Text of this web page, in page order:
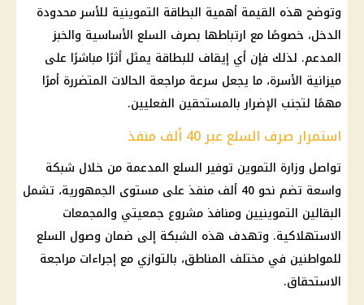
وتوضح هذه القيمة أهمية البطاقة التموينية للأسر محدودة
الدخل، خصوصًا مع ارتباطها بصرف السلع الأساسية والخبز
المدعم. لذلك فإن أي إيقاف للبطاقة يمثل أثرًا مباشرًا على
ميزانية الأسرة، ما يجعل سرعة مراجعة الحالات المتضررة أمرًا
مهمًا لتجنب الإضرار بالمستحقين الفعليين.
استمرار صرف السلع عبر 40 ألف منفذ
تواصل وزارة التموين توفير السلع المدعمة من خلال شبكة
واسعة تضم نحو 40 ألف منفذ على مستوى الجمهورية، تشمل
البقالين التموينيين ومنافذ مشروع جمعيتي والمجمعات
الاستهلاكية. وتهدف هذه الشبكة إلى ضمان وصول السلع
للمواطنين في مختلف المناطق، بالتوازي مع إجراءات مراجعة
الاستحقاق.